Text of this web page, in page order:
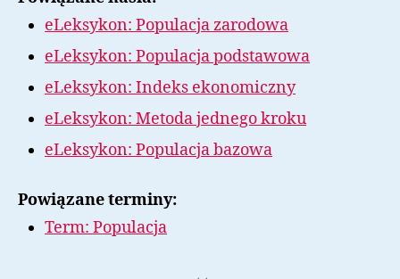
eLeksykon: Populacja zarodowa
eLeksykon: Populacja podstawowa
eLeksykon: Indeks ekonomiczny
eLeksykon: Metoda jednego kroku
eLeksykon: Populacja bazowa
Powiązane terminy:
Term: Populacja